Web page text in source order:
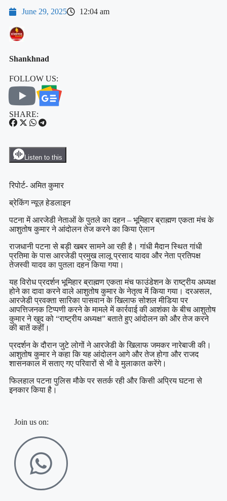
June 29, 2025 12:04 am
Shankhnad
FOLLOW US:
SHARE:
Listen to this
रिपोर्ट- अमित कुमार
ब्रेकिंग न्यूज़ हेडलाइन
पटना में आरजेडी नेताओं के पुतले का दहन – भूमिहार ब्राह्मण एकता मंच के
आशुतोष कुमार ने आंदोलन तेज करने का किया ऐलान
राजधानी पटना से बड़ी खबर सामने आ रही है। गांधी मैदान स्थित गांधी
प्रतिमा के पास आरजेडी प्रमुख लालू प्रसाद यादव और नेता प्रतिपक्ष
तेजस्वी यादव का पुतला दहन किया गया।
यह विरोध प्रदर्शन भूमिहार ब्राह्मण एकता मंच फाउंडेशन के राष्ट्रीय अध्यक्ष
होने का दावा करने वाले आशुतोष कुमार के नेतृत्व में किया गया। दरअसल,
आरजेडी प्रवक्ता सारिका पासवान के खिलाफ सोशल मीडिया पर
आपत्तिजनक टिप्पणी करने के मामले में कार्रवाई की आशंका के बीच आशुतोष
कुमार ने खुद को “राष्ट्रीय अध्यक्ष” बताते हुए आंदोलन को और तेज करने
की बातें कहीं।
प्रदर्शन के दौरान जुटे लोगों ने आरजेडी के खिलाफ जमकर नारेबाजी की।
आशुतोष कुमार ने कहा कि यह आंदोलन आगे और तेज होगा और राजद
शासनकाल में सताए गए परिवारों से भी वे मुलाकात करेंगे।
फिलहाल पटना पुलिस मौके पर सतर्क रही और किसी अप्रिय घटना से
इनकार किया है।
Join us on: